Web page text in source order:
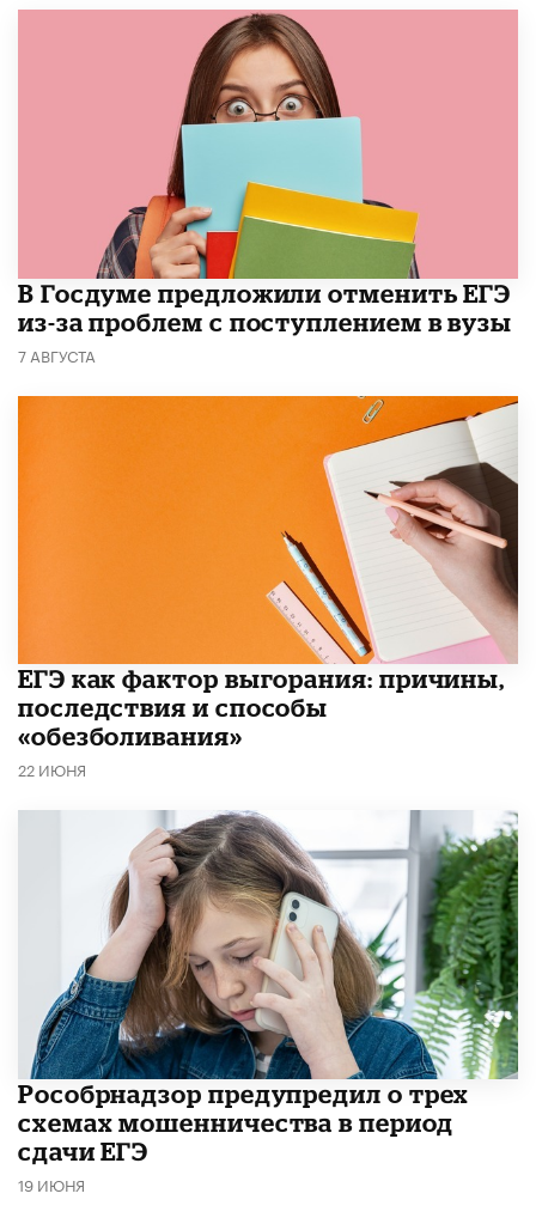
В Госдуме предложили отменить ЕГЭ
из-за проблем с поступлением в вузы
7 АВГУСТА
​ЕГЭ как фактор выгорания: причины,
последствия и способы
«обезболивания»
22 ИЮНЯ
Рособрнадзор предупредил о трех
схемах мошенничества в период
сдачи ЕГЭ
19 ИЮНЯ